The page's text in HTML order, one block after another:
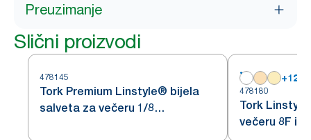
Preuzimanje
Slični proizvodi
478145
Tork Premium Linstyle® bijela
salveta za večeru 1/8
+12
478180
Tork
večeru 8F